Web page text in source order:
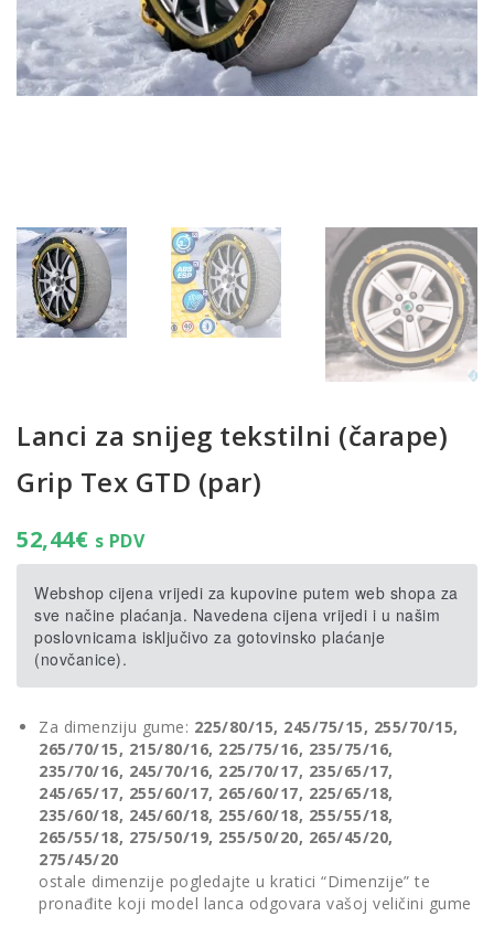
Lanci za snijeg tekstilni (čarape)
Grip Tex GTD (par)
52,44€ s PDV
Webshop cijena vrijedi za kupovine putem web shopa za
sve načine plaćanja. Navedena cijena vrijedi i u našim
poslovnicama isključivo za gotovinsko plaćanje
(novčanice).
Za dimenziju gume: 225/80/15, 245/75/15, 255/70/15,
265/70/15, 215/80/16, 225/75/16, 235/75/16,
235/70/16, 245/70/16, 225/70/17, 235/65/17,
245/65/17, 255/60/17, 265/60/17, 225/65/18,
235/60/18, 245/60/18, 255/60/18, 255/55/18,
265/55/18, 275/50/19, 255/50/20, 265/45/20,
275/45/20
ostale dimenzije pogledajte u kratici “Dimenzije” te
pronađite koji model lanca odgovara vašoj veličini gume